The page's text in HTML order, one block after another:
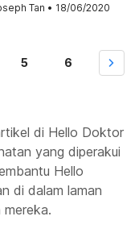
Tan • 18/06/2020
5 6
di Hello Doktor
yang diperakui
Hello
di dalam laman